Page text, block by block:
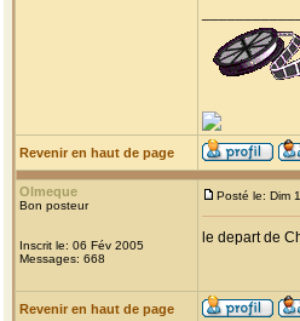
Revenir en haut de page
Olmeque
Bon posteur
Inscrit le: 06 Fév 2005
Messages: 668
Posté le: Dim
le depart de
Revenir en haut de page